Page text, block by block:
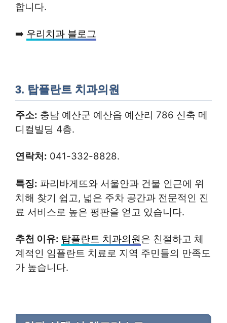
합니다.
➡️ 우리치과 블로그
3. 탑플란트 치과의원
주소: 충남 예산군 예산읍 예산리 786 신축 메
디컬빌딩 4층.
연락처: 041-332-8828.
특징: 파리바게뜨와 서울안과 건물 인근에 위
치해 찾기 쉽고, 넓은 주차 공간과 전문적인 진
료 서비스로 높은 평판을 얻고 있습니다.
추천 이유: 탑플란트 치과의원은 친절하고 체
계적인 임플란트 치료로 지역 주민들의 만족도
가 높습니다.